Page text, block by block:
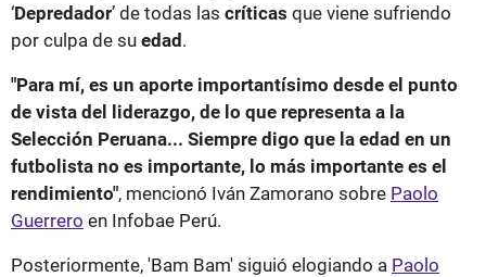
‘Depredador’ de todas las críticas que viene sufriendo
por culpa de su edad.
"Para mí, es un aporte importantísimo desde el punto
de vista del liderazgo, de lo que representa a la
Selección Peruana... Siempre digo que la edad en un
futbolista no es importante, lo más importante es el
rendimiento", mencionó Iván Zamorano sobre Paolo
Guerrero en Infobae Perú.
Posteriormente, 'Bam Bam' siguió elogiando a Paolo